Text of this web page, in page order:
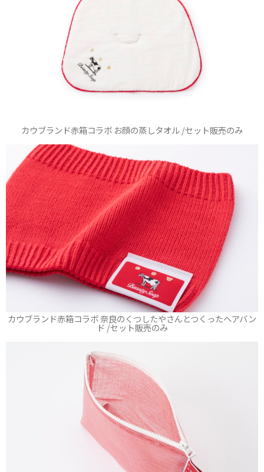
カウブランド赤箱コラボ お顔の蒸しタオル /セット販売のみ
カウブランド赤箱コラボ 奈良のくつしたやさんとつくったヘアバン
ド /セット販売のみ